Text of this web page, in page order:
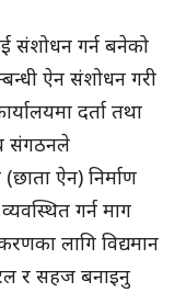
संशोधन गर्न बनेको
ऐन संशोधन गरी
दर्ता तथा
संगठनले
ऐन) निर्माण
गर्न माग
लागि विद्यमान
र सहज बनाइनु